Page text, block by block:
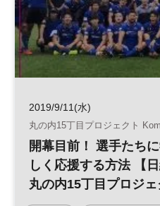
2019/9/11(水)
丸の内15丁目プロジェクト
開幕目前！ 選手たち
しく応援する方法 【
丸の内15丁目プロジェ